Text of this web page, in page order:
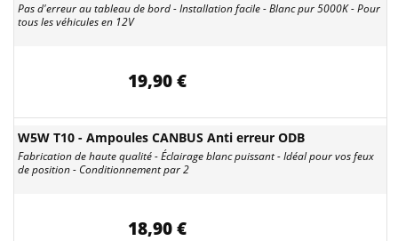
Pas d'erreur au tableau de bord - Installation facile - Blanc pur 5000K - Pour
tous les véhicules en 12V
19,90 €
W5W T10 - Ampoules CANBUS Anti erreur ODB
Fabrication de haute qualité - Éclairage blanc puissant - Idéal pour vos feux
de position - Conditionnement par 2
18,90 €